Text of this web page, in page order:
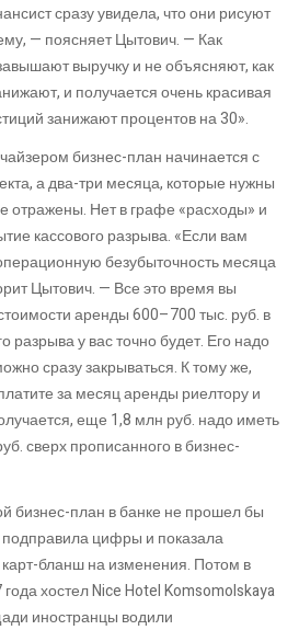
сразу увидела, что они рисуют
— поясняет Цытович. — Как
выручку и не объясняют, как
и получается очень красивая
занижают процентов на 30».
бизнес-план начинается с
а два-три месяца, которые нужны
отражены. Нет в графе «расходы» и
кассового разрыва. «Если вам
безубыточность месяца
Цытович. — Все это время вы
аренды 600–700 тыс. руб. в
разрыва у вас точно будет. Его надо
сразу закрываться. К тому же,
за месяц аренды риелтору и
еще 1,8 млн руб. надо иметь
сверх прописанного в бизнес-
бизнес-план в банке не прошел бы
цифры и показала
бланш на изменения. Потом в
хостел Nice Hotel Komsomolskaya
иностранцы водили